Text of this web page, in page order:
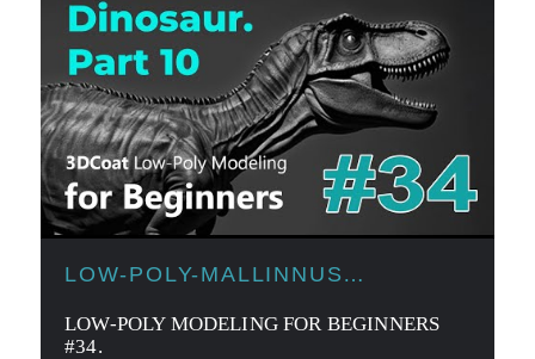
LOW-POLY-MALLINNUS
LOW-POLY MODELING FOR BEGINNERS
#34.